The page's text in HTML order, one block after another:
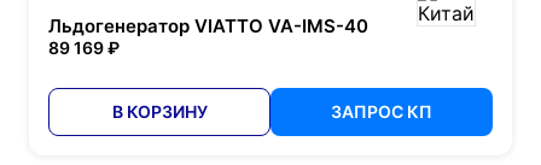
Льдогенератор VIATTO VA-IMS-40
89 169 ₽
В КОРЗИНУ ЗАПРОС КП